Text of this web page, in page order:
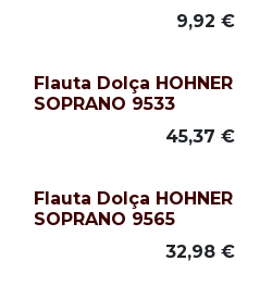
9,92 €
Flauta Dolça HOHNER
SOPRANO 9533
45,37 €
Flauta Dolça HOHNER
SOPRANO 9565
32,98€